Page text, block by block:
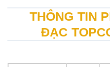
THÔNG TIN
ĐẠC